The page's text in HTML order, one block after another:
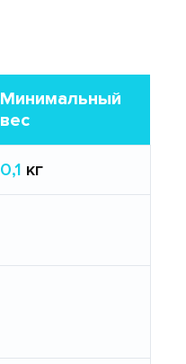
Минимальный
вес
0,1 кг